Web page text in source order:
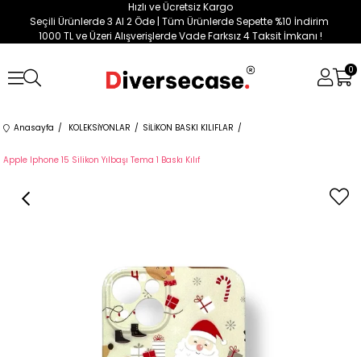
Hızlı ve Ücretsiz Kargo
Seçili Ürünlerde 3 Al 2 Öde | Tüm Ürünlerde Sepette %10 İndirim
1000 TL ve Üzeri Alışverişlerde Vade Farksız 4 Taksit İmkanı !
0
Anasayfa KOLEKSİYONLAR SİLİKON BASKI KILIFLAR
Apple Iphone 15 Silikon Yılbaşı Tema 1 Baskı Kılıf